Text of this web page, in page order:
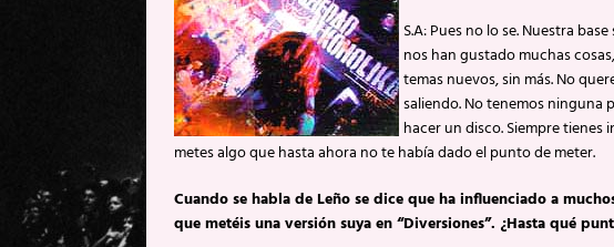
S.A: Pues no lo se. Nuestra
nos han gustado muchas
temas nuevos, sin más. No
saliendo. No tenemos ninguna
hacer un disco. Siempre
metes algo que hasta ahora no te había dado el punto de meter.
Cuando se habla de Leño se dice que ha influenciado a
que metéis una versión suya en “Diversiones”. ¿Hasta qué